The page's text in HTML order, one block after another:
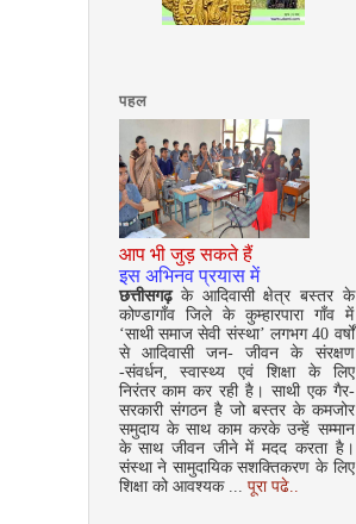
अगस्त 2008
सितम्बर 2008
अक्टूबर 2008
पहल
आप भी जुड़ सकते हैं
इस अभिनव प्रयास में
छत्तीसगढ़के आदिवासी क्षेत्र बस्तर के
कोण्डागाँव जिले के कुम्हारपारा गाँव में
‘साथी समाज सेवी संस्था’ लगभग 40 वर्षों
से आदिवासी जन- जीवन के संरक्षण
-संवर्धन, स्वास्थ्य एवं शिक्षा के लिए
निरंतर काम कर रही है। साथी एक गैर-
सरकारी संगठन है जो बस्तर के कमजोर
समुदाय के साथ काम करके उन्हें सम्मान
के साथ जीवन जीने में मदद करता है।
संस्था ने सामुदायिक सशक्तिकरण के लिए
शिक्षा को आवश्यक ... पूरा पढे..